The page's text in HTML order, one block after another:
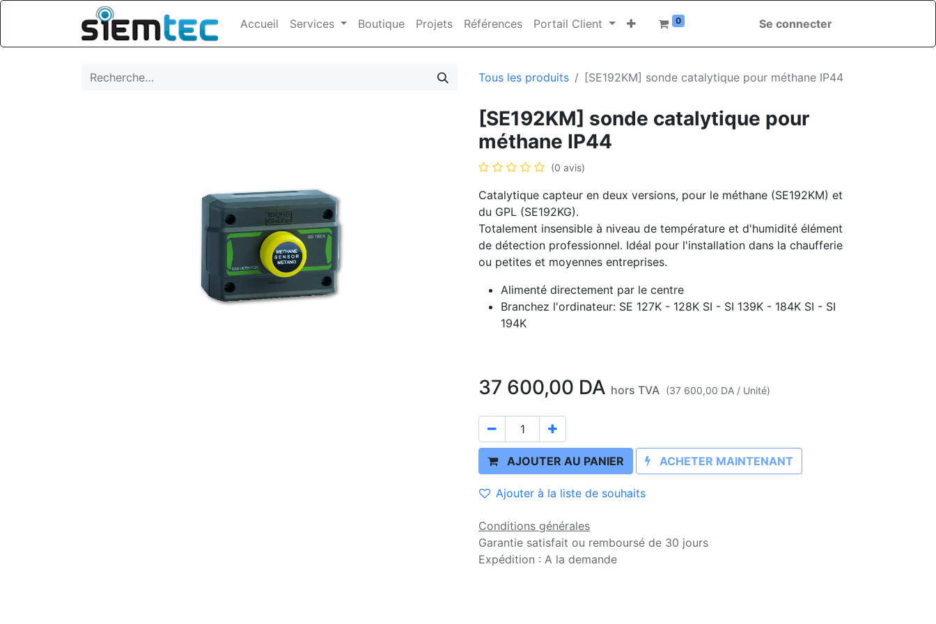
Accueil Services Boutique Projets Références Portail Client 0 Se connecter
Tous les produits [SE192KM] sonde catalytique pour méthane IP44
[SE192KM] sonde catalytique pour
méthane IP44
(0 avis)
Catalytique capteur en deux versions, pour le méthane (SE192KM) et
du GPL (SE192KG).
Totalement insensible à niveau de température et d'humidité élément
de détection professionnel. Idéal pour l'installation dans la chaufferie
ou petites et moyennes entreprises.
Alimenté directement par le centre
Branchez l'ordinateur: SE 127K - 128K SI - SI 139K - 184K SI - SI
194K
37 600,00 DA hors TVA (37 600,00 DA / Unité)
AJOUTER AU PANIER ACHETER MAINTENANT
Ajouter à la liste de souhaits
Conditions générales
Garantie satisfait ou remboursé de 30 jours
Expédition : A la demande